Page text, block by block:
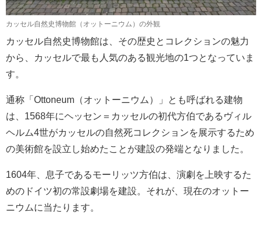
カッセル自然史博物館（オットーニウム）の外観
カッセル自然史博物館は、その歴史とコレクションの魅力
から、カッセルで最も人気のある観光地の1つとなっていま
す。
通称「Ottoneum（オットーニウム）」とも呼ばれる建物
は、1568年にヘッセン＝カッセルの初代方伯であるヴィル
ヘルム4世がカッセルの自然死コレクションを展示するため
の美術館を設立し始めたことが建設の発端となりました。
1604年、息子であるモーリッツ方伯は、演劇を上映するた
めのドイツ初の常設劇場を建設。それが、現在のオットー
ニウムに当たります。